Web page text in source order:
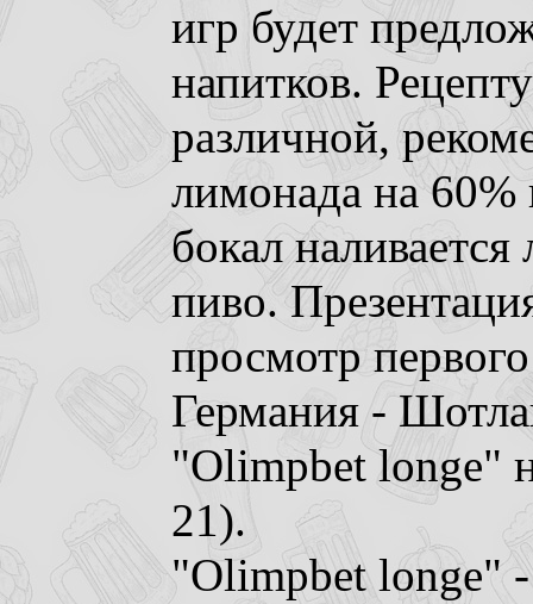
игр будет
напитков.
различной,
лимонада на
бокал
пиво.
просмотр
Германия -
"Olimpbet longe"
21).
"Olimpbet longe"